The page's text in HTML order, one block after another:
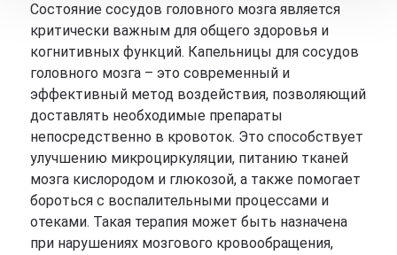
Состояние сосудов головного мозга является
критически важным для общего здоровья и
когнитивных функций. Капельницы для сосудов
головного мозга – это современный и
эффективный метод воздействия, позволяющий
доставлять необходимые препараты
непосредственно в кровоток. Это способствует
улучшению микроциркуляции, питанию тканей
мозга кислородом и глюкозой, а также помогает
бороться с воспалительными процессами и
отеками. Такая терапия может быть назначена
при нарушениях мозгового кровообращения,